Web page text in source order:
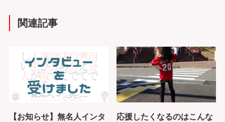
関連記事
【お知らせ】無名人インタ
応援したくなるのはこんな